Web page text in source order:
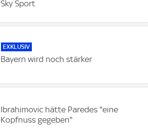
Sky Sport
EXKLUSIV
Bayern wird noch stärker
Ibrahimovic hätte Paredes "eine
Kopfnuss gegeben"